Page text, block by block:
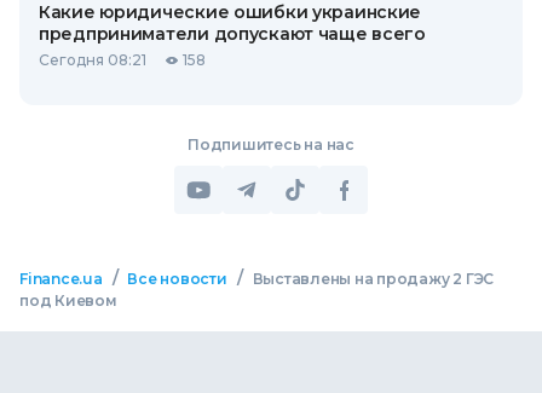
Какие юридические ошибки украинские
предприниматели допускают чаще всего
Сегодня 08:21 158
Подпишитесь на нас
Finance.ua / Все новости /
Выставлены на продажу 2 ГЭС
под Киевом